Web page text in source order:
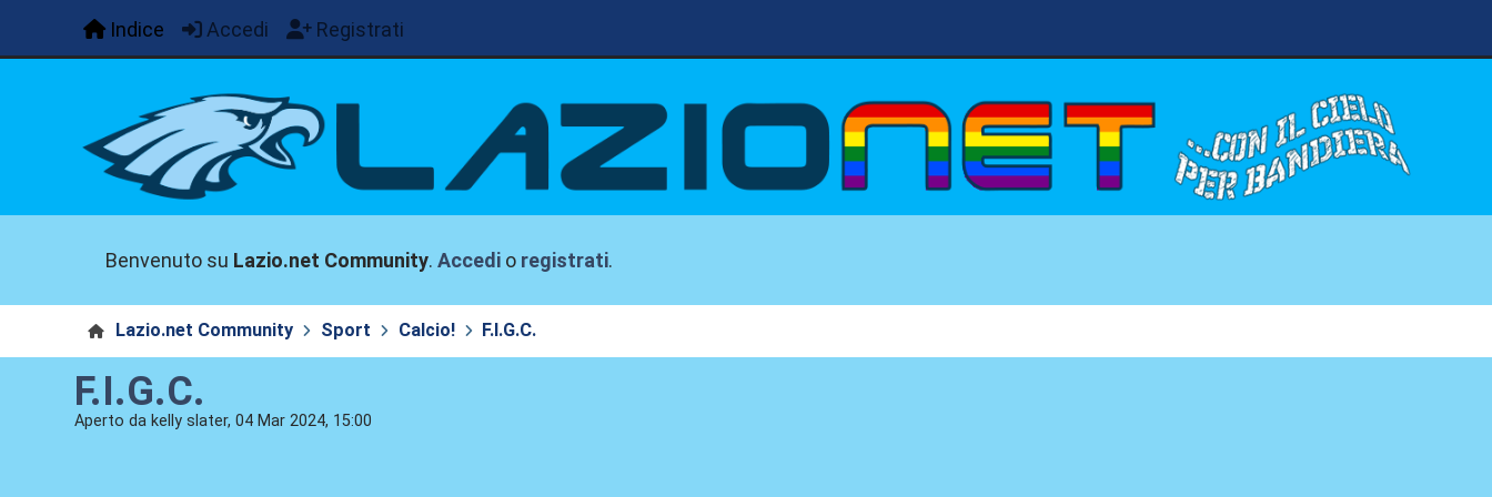
Indice Accedi Registrati
Benvenuto su Lazio.net Community.Accedi o registrati.
Lazio.net Community Sport Calcio! F.I.G.C.
F.I.G.C.
Aperto da kelly slater, 04 Mar 2024, 15:00